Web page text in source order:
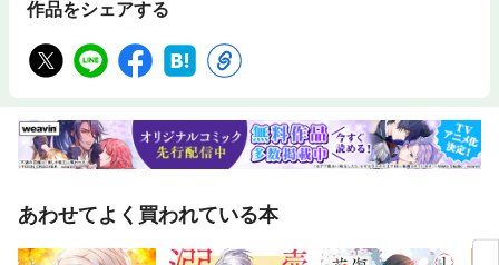
作品をシェアする
あわせてよく買われている本